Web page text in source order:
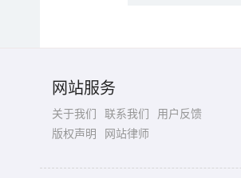
网站服务
关于我们 联系我们
用户反馈
版权声明
网站律师